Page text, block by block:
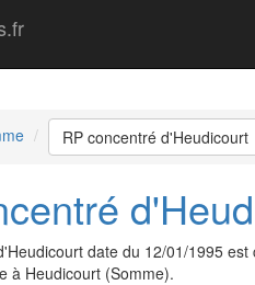
RP concentré d'Heudicourt
date du 12/01/1995
à Heudicourt (Somme).